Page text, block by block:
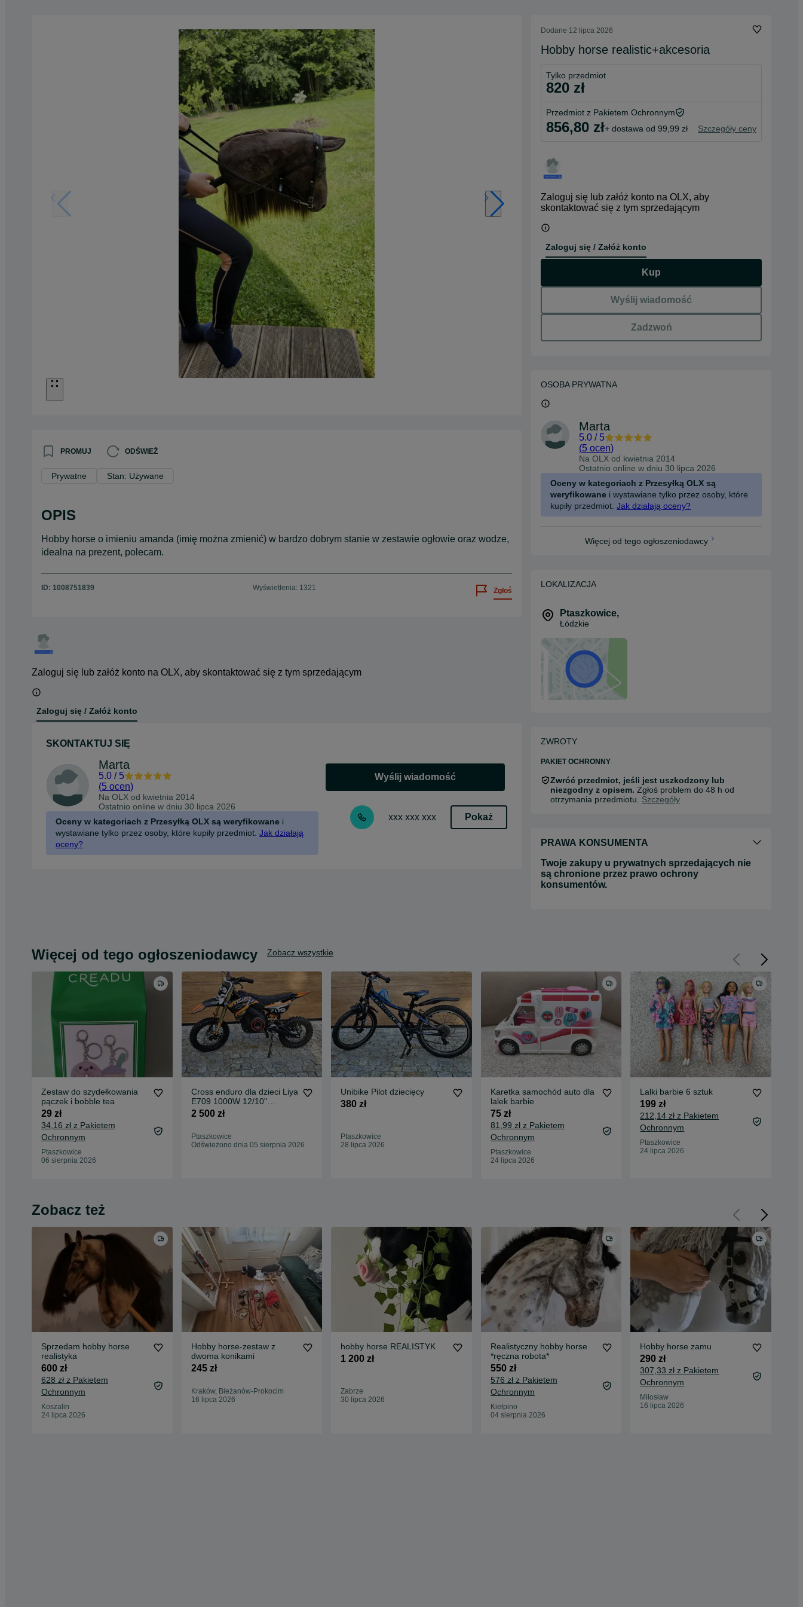
PROMUJ ODŚWIEŻ
Prywatne Stan: Używane
OPIS
Hobby horse o imieniu amanda (imię można zmienić) w bardzo dobrym stanie w zestawie ogłowie oraz wodze,
idealna na prezent, polecam.
ID: 1008751839 Wyświetlenia: 1321 Zgłoś
Zaloguj się lub załóż konto na OLX, aby skontaktować się z tym sprzedającym
Zaloguj się / Załóż konto
SKONTAKTUJ SIĘ
Marta
5.0 / 5
(5 ocen)
Na OLX od kwietnia 2014
Ostatnio online w dniu 30 lipca 2026
Oceny w kategoriach z Przesyłką OLX są weryfikowane i
wystawiane tylko przez osoby, które kupiły przedmiot. Jak działają
oceny?
Wyślij wiadomość
xxx xxx xxx Pokaż
Dodane 12 lipca 2026
Hobby horse realistic+akcesoria
Tylko przedmiot
820 zł
Przedmiot z Pakietem Ochronnym
856,80 zł+ dostawa od 99,99 zł Szczegóły ceny
Zaloguj się lub załóż konto na OLX, aby
skontaktować się z tym sprzedającym
Zaloguj się / Załóż konto
Kup
Wyślij wiadomość
Zadzwoń
OSOBA PRYWATNA
Marta
5.0 / 5
(5 ocen)
Na OLX od kwietnia 2014
Ostatnio online w dniu 30 lipca 2026
Oceny w kategoriach z Przesyłką OLX są
weryfikowane i wystawiane tylko przez osoby, które
kupiły przedmiot. Jak działają oceny?
Więcej od tego ogłoszeniodawcy
LOKALIZACJA
Ptaszkowice,
Łódzkie
ZWROTY
PAKIET OCHRONNY
Zwróć przedmiot, jeśli jest uszkodzony lub
niezgodny z opisem. Zgłoś problem do 48 h od
otrzymania przedmiotu. Szczegóły
PRAWA KONSUMENTA
Twoje zakupy u prywatnych sprzedających nie
są chronione przez prawo ochrony
konsumentów.
Więcej od tego ogłoszeniodawcy Zobacz wszystkie
Zestaw do szydełkowania
pączek i bobble tea
29 zł
34,16 zł z Pakietem
Ochronnym
Ptaszkowice
06 sierpnia 2026
Cross enduro dla dzieci Liya
E709 1000W 12/10"
elektryczny
2 500 zł
Ptaszkowice
Odświeżono dnia 05 sierpnia 2026
Unibike Pilot dziecięcy
380 zł
Ptaszkowice
28 lipca 2026
Karetka samochód auto dla
lalek barbie
75 zł
81,99 zł z Pakietem
Ochronnym
Ptaszkowice
24 lipca 2026
Lalki barbie 6 sztuk
199 zł
212,14 zł z Pakietem
Ochronnym
Ptaszkowice
24 lipca 2026
Zobacz też
Sprzedam hobby horse
realistyka
600 zł
628 zł z Pakietem
Ochronnym
Koszalin
24 lipca 2026
Hobby horse-zestaw z
dwoma konikami
245 zł
Kraków, Bieżanów-Prokocim
16 lipca 2026
hobby horse REALISTYK
1 200 zł
Zabrze
30 lipca 2026
Realistyczny hobby horse
*ręczna robota*
550 zł
576 zł z Pakietem
Ochronnym
Kiełpino
04 sierpnia 2026
Hobby horse zamu
290 zł
307,33 zł z Pakietem
Ochronnym
Miłosław
16 lipca 2026